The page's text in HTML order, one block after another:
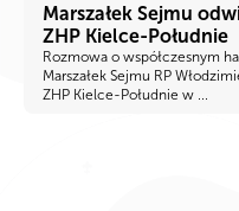
Marszałek Sejmu
ZHP Kielce-Południe
Rozmowa o współczesnym
Marszałek Sejmu RP
ZHP Kielce-Południe w ...